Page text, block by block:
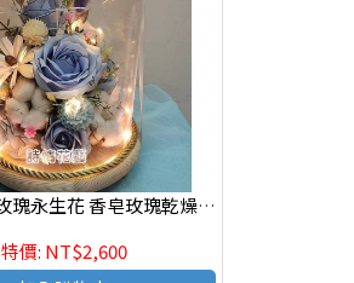
P046 盅罩玫瑰永生花 香皂玫瑰乾燥永生花束 情人節花束
特價: NT$2,600